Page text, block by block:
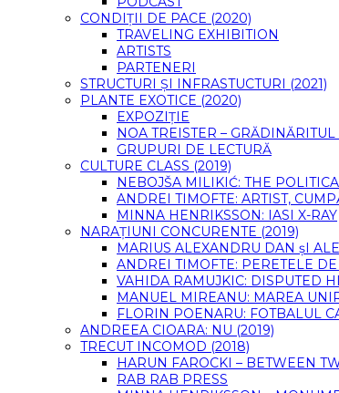
CONDIȚII DE PACE (2020)
TRAVELING EXHIBITION
ARTISTS
PARTENERI
STRUCTURI ȘI INFRASTUCTURI (2021)
PLANTE EXOTICE (2020)
EXPOZIȚIE
NOA TREISTER –
GRUPURI DE LECTURĂ
CULTURE CLASS (2019)
NEBOJŠA MILIKIĆ: THE
ANDREI TIMOFTE: ARTIST,
MINNA HENRIKSSON: IASI X-RAY
NARAȚIUNI CONCURENTE (2019)
MARIUS ALEXANDRU DAN șI
ANDREI TIMOFTE: PERETELE
VAHIDA RAMUJKIC: DISPUTED
MANUEL MIREANU: MAREA
FLORIN POENARU: FOTBALUL
ANDREEA CIOARA: NU (2019)
TRECUT INCOMOD (2018)
HARUN FAROCKI – BETWEEN
RAB RAB PRESS